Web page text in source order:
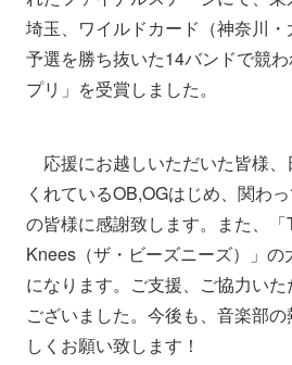
埼玉、ワイルドカード（神奈川
予選を勝ち抜いた14バンドで競
プリ」を受賞しました。
応援にお越しいただいた皆様、
くれているOB,OGはじめ、関わ
の皆様に感謝致します。また、「
Knees（ザ・ビーズニーズ）」
になります。ご支援、ご協力い
ございました。今後も、音楽部
しくお願い致します！